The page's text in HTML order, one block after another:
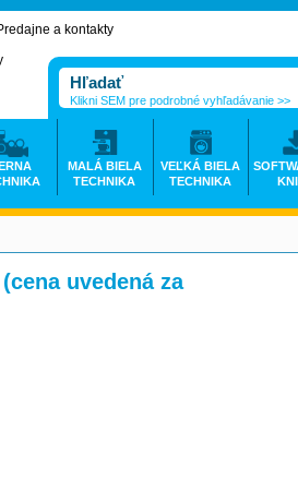
uvedená za
a kontakty
Klikni SEM pre podrobné vyhľadávanie >>
MALÁ BIELA
TECHNIKA
VEĽKÁ BIELA
TECHNIKA